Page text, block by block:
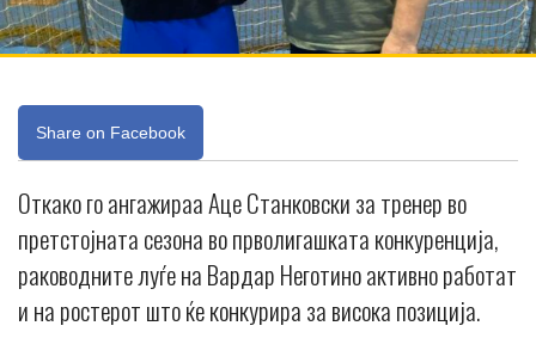
Share on Facebook
Откако го ангажираа Аце Станковски за тренер во
претстојната сезона во прволигашката конкуренција,
раководните луѓе на Вардар Неготино активно работат
и на ростерот што ќе конкурира за висока позиција.